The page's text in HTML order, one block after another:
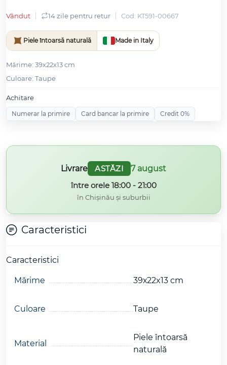
Vândut 14 zile pentru retur Cod: KT591-00667
Piele întoarsă naturală Made in Italy
Mǎrime: 39х22x13 cm
Culoare: Taupe
Achitare
Numerar la primire Card bancar la primire Credit 0%
Livrare ASTĂZI
7 august
între orele 18:00 - 21:00
în Chișinău și suburbii
Caracteristici
Caracteristici
Mǎrime 39х22x13 cm
Culoare Taupe
Material
Piele întoarsă
naturală